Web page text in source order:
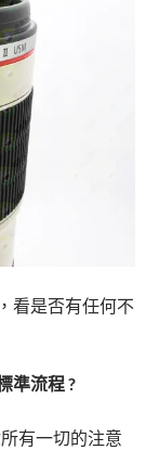
看是否有任何不
準流程 ?
有一切的注意